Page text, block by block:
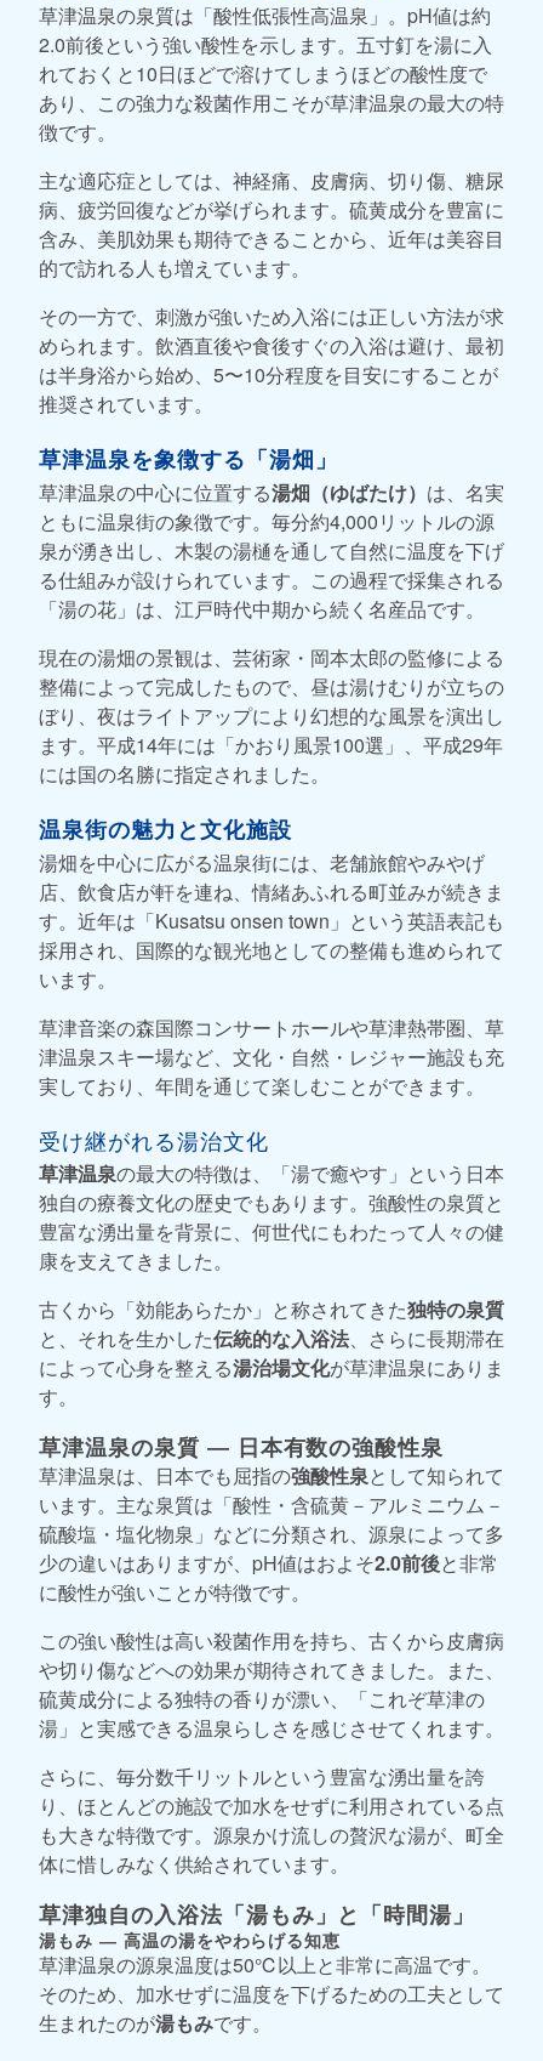
草津温泉の泉質は「酸性低張性高温泉」。pH値は約
2.0前後という強い酸性を示します。五寸釘を湯に入
れておくと10日ほどで溶けてしまうほどの酸性度で
あり、この強力な殺菌作用こそが草津温泉の最大の特
徴です。
主な適応症としては、神経痛、皮膚病、切り傷、糖尿
病、疲労回復などが挙げられます。硫黄成分を豊富に
含み、美肌効果も期待できることから、近年は美容目
的で訪れる人も増えています。
その一方で、刺激が強いため入浴には正しい方法が求
められます。飲酒直後や食後すぐの入浴は避け、最初
は半身浴から始め、5〜10分程度を目安にすることが
推奨されています。
草津温泉を象徴する「湯畑」
草津温泉の中心に位置する湯畑（ゆばたけ） は、名実
ともに温泉街の象徴です。毎分約4,000リットルの源
泉が湧き出し、木製の湯樋を通して自然に温度を下げ
る仕組みが設けられています。この過程で採集される
「湯の花」は、江戸時代中期から続く名産品です。
現在の湯畑の景観は、芸術家・岡本太郎の監修による
整備によって完成したもので、昼は湯けむりが立ちの
ぼり、夜はライトアップにより幻想的な風景を演出し
ます。平成14年には「かおり風景100選」、平成29年
には国の名勝に指定されました。
温泉街の魅力と文化施設
湯畑を中心に広がる温泉街には、老舗旅館やみやげ
店、飲食店が軒を連ね、情緒あふれる町並みが続きま
す。近年は「Kusatsu onsen town」という英語表記も
採用され、国際的な観光地としての整備も進められて
います。
草津音楽の森国際コンサートホールや草津熱帯圏、草
津温泉スキー場など、文化・自然・レジャー施設も充
実しており、年間を通じて楽しむことができます。
受け継がれる湯治文化
草津温泉の最大の特徴は、「湯で癒やす」という日本
独自の療養文化の歴史でもあります。強酸性の泉質と
豊富な湧出量を背景に、何世代にもわたって人々の健
康を支えてきました。
古くから「効能あらたか」と称されてきた独特の泉質
と、それを生かした伝統的な入浴法、さらに長期滞在
によって心身を整える湯治場文化が草津温泉にありま
す。
草津温泉の泉質 ― 日本有数の強酸性泉
草津温泉は、日本でも屈指の強酸性泉として知られて
います。主な泉質は「酸性・含硫黄－アルミニウム－
硫酸塩・塩化物泉」などに分類され、源泉によって多
少の違いはありますが、pH値はおよそ2.0前後と非常
に酸性が強いことが特徴です。
この強い酸性は高い殺菌作用を持ち、古くから皮膚病
や切り傷などへの効果が期待されてきました。また、
硫黄成分による独特の香りが漂い、「これぞ草津の
湯」と実感できる温泉らしさを感じさせてくれます。
さらに、毎分数千リットルという豊富な湧出量を誇
り、ほとんどの施設で加水をせずに利用されている点
も大きな特徴です。源泉かけ流しの贅沢な湯が、町全
体に惜しみなく供給されています。
草津独自の入浴法「湯もみ」と「時間湯」
湯もみ ― 高温の湯をやわらげる知恵
草津温泉の源泉温度は50℃以上と非常に高温です。
そのため、加水せずに温度を下げるための工夫として
生まれたのが湯もみです。